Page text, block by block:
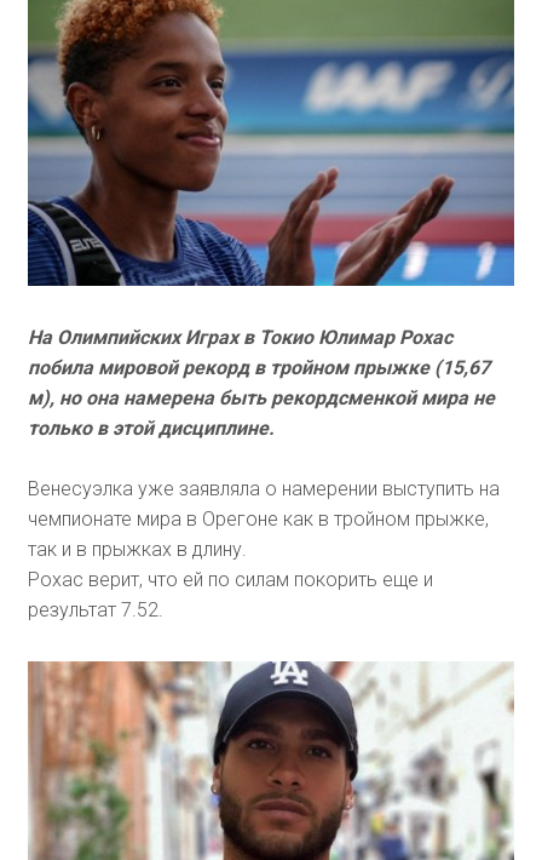
На Олимпийских Играх в Токио Юлимар Рохас
побила мировой рекорд в тройном прыжке (15,67
м), но она намерена быть рекордсменкой мира не
только в этой дисциплине.
Венесуэлка уже заявляла о намерении выступить на
чемпионате мира в Орегоне как в тройном прыжке,
так и в прыжках в длину.
Рохас верит, что ей по силам покорить еще и
результат 7.52.